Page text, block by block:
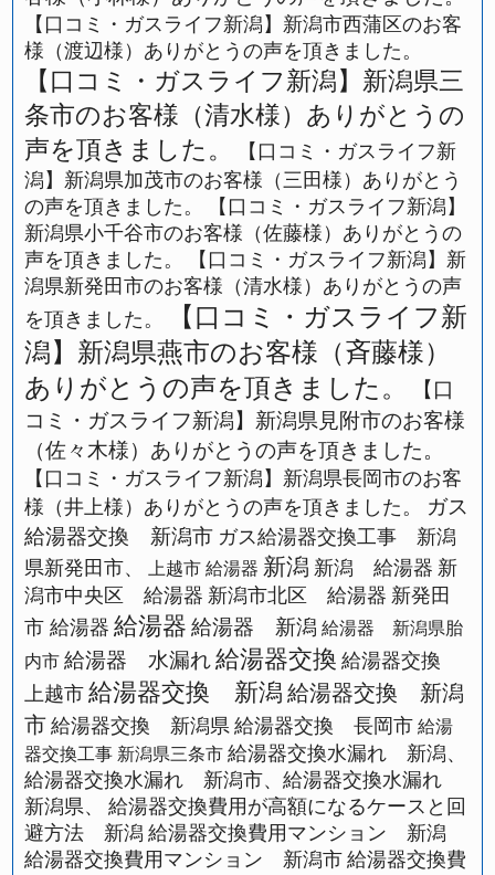
【口コミ・ガスライフ新潟】新潟市西蒲区のお客
様（渡辺様）ありがとうの声を頂きました。
【口コミ・ガスライフ新潟】新潟県三
条市のお客様（清水様）ありがとうの
声を頂きました。
【口コミ・ガスライフ新
潟】新潟県加茂市のお客様（三田様）ありがとう
の声を頂きました。
【口コミ・ガスライフ新潟】
新潟県小千谷市のお客様（佐藤様）ありがとうの
声を頂きました。
【口コミ・ガスライフ新潟】新
潟県新発田市のお客様（清水様）ありがとうの声
を頂きました。
【口コミ・ガスライフ新
潟】新潟県燕市のお客様（斉藤様）
ありがとうの声を頂きました。
【口
コミ・ガスライフ新潟】新潟県見附市のお客様
（佐々木様）ありがとうの声を頂きました。
【口コミ・ガスライフ新潟】新潟県長岡市のお客
様（井上様）ありがとうの声を頂きました。
ガス
給湯器交換 新潟市 ガス給湯器交換工事 新潟
県新発田市、
上越市 給湯器 新潟 新潟 給湯器 新
潟市中央区 給湯器 新潟市北区 給湯器 新発田
市 給湯器 給湯器 給湯器 新潟 給湯器 新潟県胎
内市 給湯器 水漏れ 給湯器交換 給湯器交換
上越市 給湯器交換 新潟 給湯器交換 新潟
市 給湯器交換 新潟県 給湯器交換 長岡市 給湯
器交換工事 新潟県三条市 給湯器交換水漏れ 新潟、
給湯器交換水漏れ 新潟市、給湯器交換水漏れ
新潟県、
給湯器交換費用が高額になるケースと回
避方法 新潟 給湯器交換費用マンション 新潟
給湯器交換費用マンション 新潟市 給湯器交換費